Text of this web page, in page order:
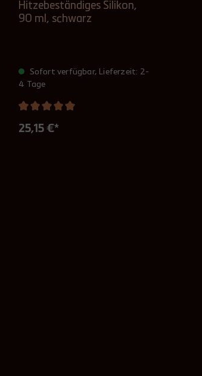
Hitzebeständiges Silikon,
90 ml, schwarz
Sofort verfügbar, Lieferzeit: 2-
4 Tage
25,15 €*